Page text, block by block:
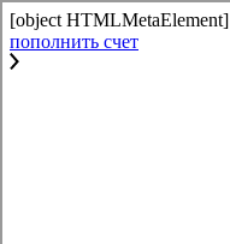
[object HTMLMetaElement]
пополнить счет